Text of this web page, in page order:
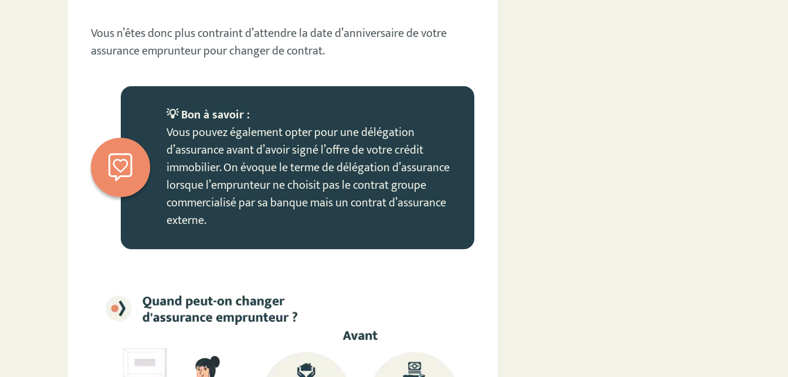
Vous n’êtes donc plus contraint d’attendre la date d’anniversaire de votre
assurance emprunteur pour changer de contrat.
💡 Bon à savoir :
Vous pouvez également opter pour une délégation
d’assurance avant d’avoir signé l’offre de votre crédit
immobilier. On évoque le terme de délégation d’assurance
lorsque l’emprunteur ne choisit pas le contrat groupe
commercialisé par sa banque mais un contrat d’assurance
externe.